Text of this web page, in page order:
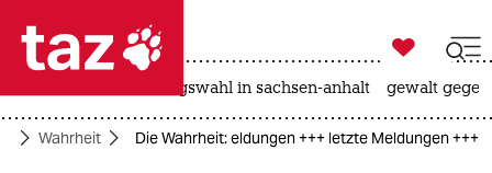
 taz zahl ich
taz zahl ich

taz zahl ich
landtagswahl in sachsen-anhalt gewalt
Wahrheit Die Wahrheit: eldungen +++ letzte Meldungen +++